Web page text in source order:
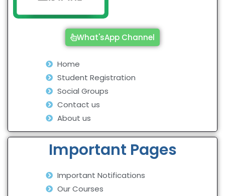
What'sApp Channel
Home
Student Registration
Social Groups
Contact us
About us
Important Pages
Important Notifications
Our Courses